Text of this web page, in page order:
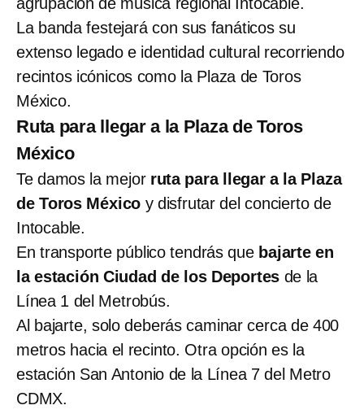
La banda festejará con sus fanáticos su
extenso legado e identidad cultural recorriendo
recintos icónicos como la Plaza de Toros
México.
Ruta para llegar a la Plaza de Toros
México
Te damos la mejorruta para llegar a la Plaza
de Toros México y disfrutar del concierto de
Intocable.
En transporte público tendrás que bajarte en
la estación Ciudad de los Deportes de la
Línea 1 del Metrobús.
Al bajarte, solo deberás caminar cerca de 400
metros hacia el recinto. Otra opción es la
estación San Antonio de la Línea 7 del Metro
CDMX.